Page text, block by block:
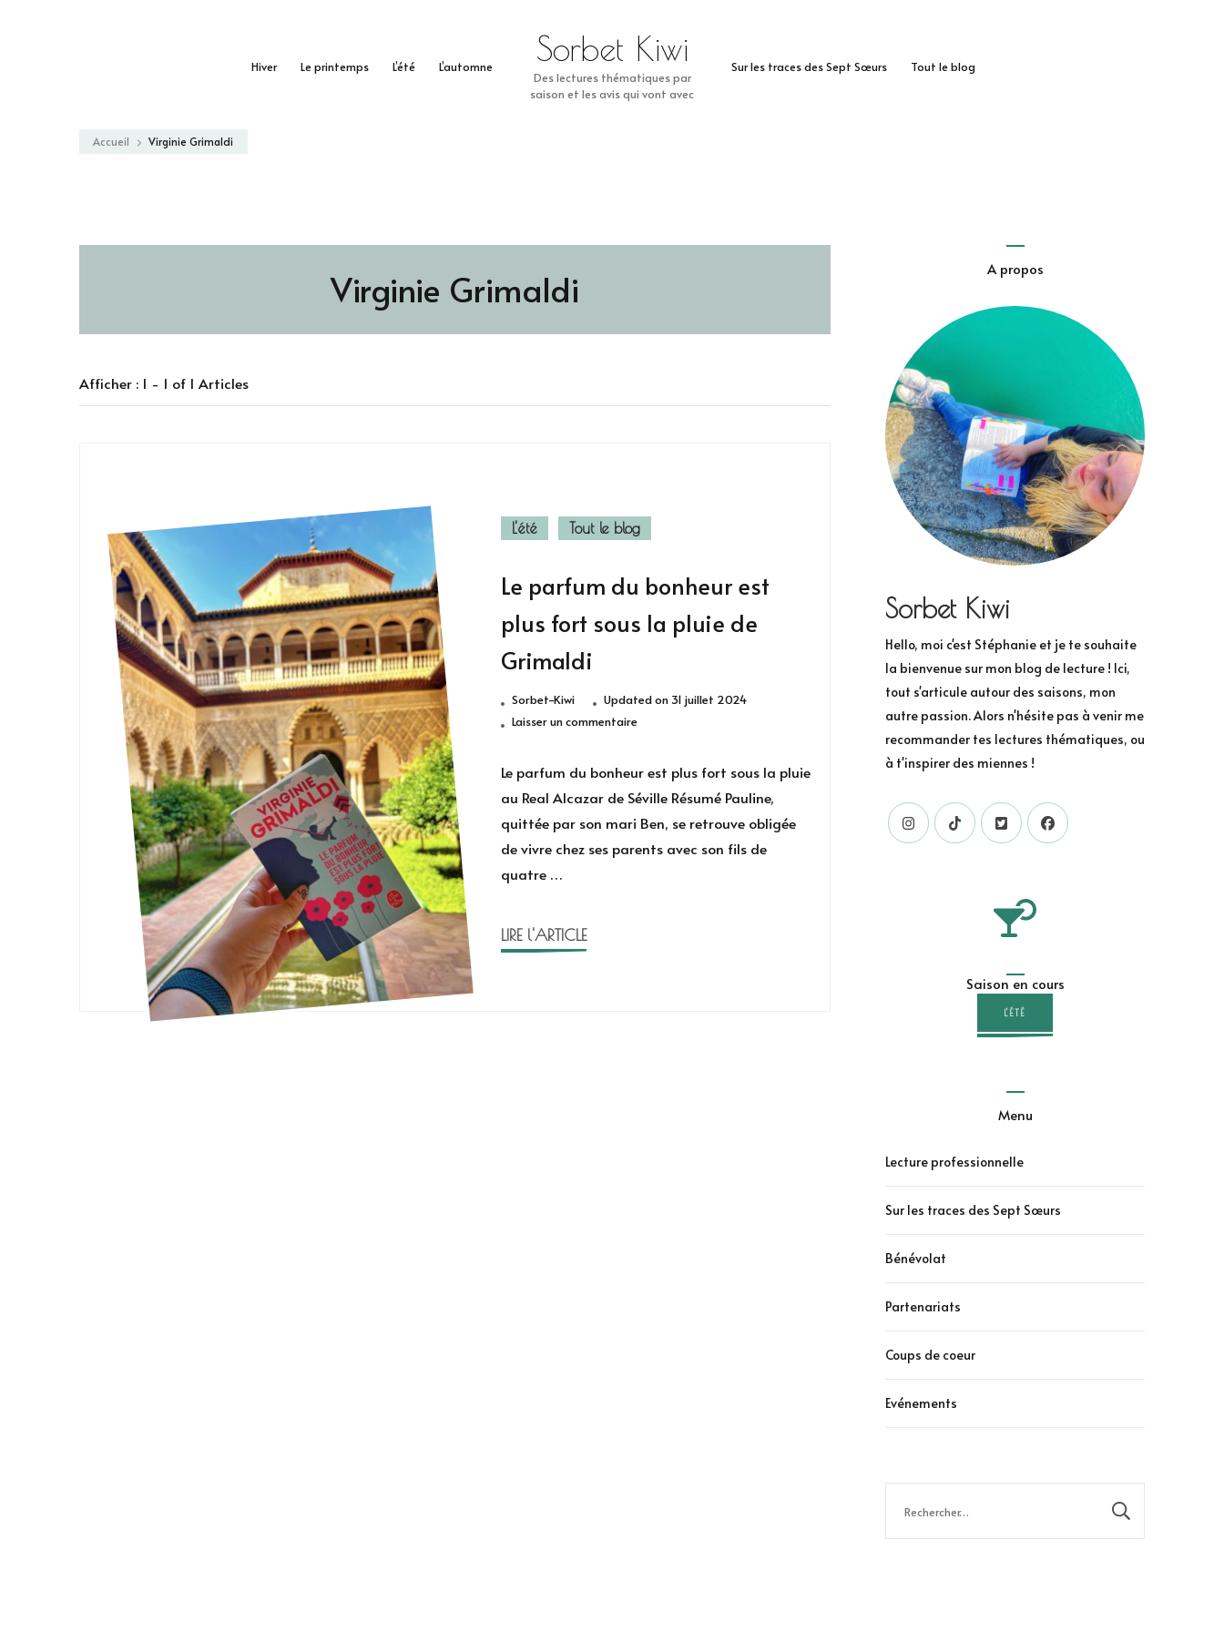
Hiver Le printemps L’été L’automne Sur les traces des Sept Sœurs Tout le blog
Sorbet Kiwi
Des lectures thématiques par
saison et les avis qui vont avec
Accueil Virginie Grimaldi
Virginie Grimaldi
Afficher : 1 - 1 of 1 Articles
L'été Tout le blog
Le parfum du bonheur est
plus fort sous la pluie de
Grimaldi
Sorbet-Kiwi Updated on 31 juillet 2024
Laisser un commentairesur
bonheur
est
plus
Le parfum du bonheur est plus fort sous la pluie
au Real Alcazar de Séville Résumé Pauline,
quittée par son mari Ben, se retrouve obligée
de vivre chez ses parents avec son fils de
quatre …
LIRE l'ARTICLE
A propos
Sorbet Kiwi
Hello, moi c'est Stéphanie et je te souhaite
la bienvenue sur mon blog de lecture ! Ici,
tout s'articule autour des saisons, mon
autre passion. Alors n'hésite pas à venir me
recommander tes lectures thématiques, ou
à t'inspirer des miennes !
Saison en cours
L'ÉTÉ
Menu
Lecture professionnelle
Sur les traces des Sept Sœurs
Bénévolat
Partenariats
Coups de coeur
Evénements